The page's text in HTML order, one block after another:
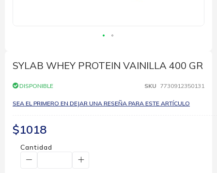
comienzo
de
galería
imágenes
SYLAB WHEY PROTEIN VAINILLA 400 GR
DISPONIBLE SKU 7730912350131
SEA EL PRIMERO EN DEJAR UNA RESEÑA PARA ESTE ARTÍCULO
$1018
Cantidad